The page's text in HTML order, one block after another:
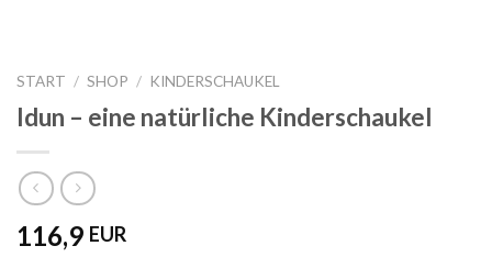
START / SHOP / KINDERSCHAUKEL
Idun – eine natürliche Kinderschaukel
116,9 EUR